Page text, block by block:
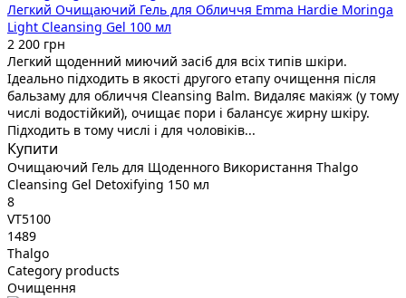
Легкий Очищаючий Гель для Обличчя Emma Hardie Moringa
Light Cleansing Gel 100 мл
2 200 грн
Легкий щоденний миючий засіб для всіх типів шкіри.
Ідеально підходить в якості другого етапу очищення після
бальзаму для обличчя Cleansing Balm. Видаляє макіяж (у тому
числі водостійкий), очищає пори і балансує жирну шкіру.
Підходить в тому числі і для чоловіків...
Купити
Очищаючий Гель для Щоденного Використання Thalgo
Cleansing Gel Detoxifying 150 мл
8
VT5100
1489
Thalgo
Category products
Очищення